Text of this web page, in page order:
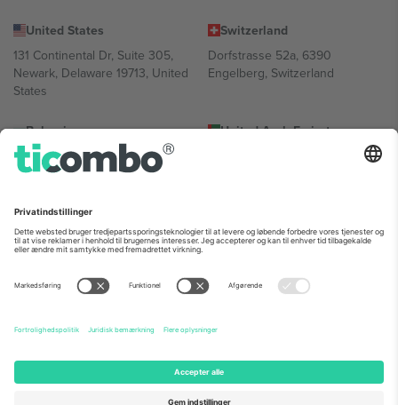
United States
131 Continental Dr, Suite 305,
Newark, Delaware 19713, United
States
Switzerland
Dorfstrasse 52a, 6390
Engelberg, Switzerland
Bulgaria
Regus Sofia City West, bul
Totleben 53-55, 1606 Sofia,
United Arab Emirates
UAE Dubai Silicon Oasis, DDP
Mexico
Av Chapultepec 360, Roma
Norte, Cuauhtémoc, 06700
Ciudad de México, CDMX,
sted, begivenhed og/eller domæne. For detaljer se den specifikke
begivenhedsside, tryk og vilkår.,Virksomhed
Ticombo. Alle rettigheder forbeholdes.